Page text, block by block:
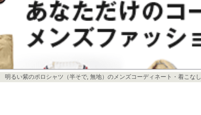
明るい紫のポロシャツ（半そで, 無地）のメンズコーディネート・着こなし